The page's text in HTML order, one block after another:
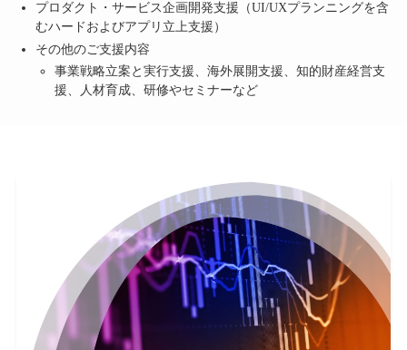
プロダクト・サービス企画開発支援（UI/UXプランニングを含
むハードおよびアプリ立上支援）
その他のご支援内容
事業戦略⽴案と実⾏⽀援、海外展開⽀援、知的財産経営支
援、⼈材育成、研修やセミナーなど